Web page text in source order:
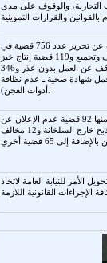
التجارية، والوقوف على مدى
أوضح دكتور محمود يوسف وكيل وزارة التموين، أن الحملات أسفرت عن تحرير عدد 756 قضية في
مجال متابعة المخابز البلدية منها 223 قضية نقص بالوزن و16 قضية تصرف وتجميع و119 قضية إنتاج خبز
غير مطابق للمواصفات و41 قضية عدم الاحتفاظ بسجلات و11 قضية توقف عن العمل بدون عذر و346
شهادة صحية ـ عدم نظافة
وفى مجال متابعة الأسعار والأسواق، تم تحرير عدد 278 قضية مخالفة منها 92 قضية عدم الإعلان عن
الأسعار وبيع بأزيد من السعر المقرر و13 صلاحية و21 بدون ترخيص و24 ذبح خارج السلخانة و12 مخالف
للنيابة العامة لاتخاذ